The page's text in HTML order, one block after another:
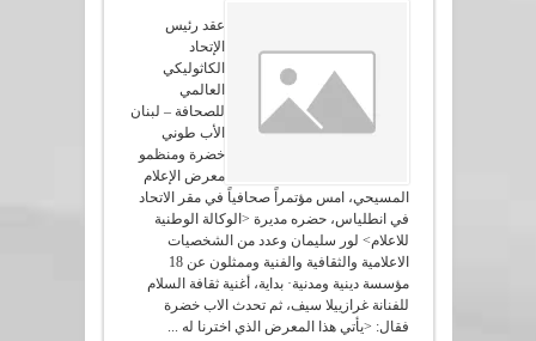
عقد رئيس
الإتحاد
الكاثوليكي
العالمي
للصحافة – لبنان
الأب طوني
خضرة ومنظمو
معرض الإعلام
المسيحي، امس مؤتمراً صحافياً في مقر الاتحاد
في انطلياس، حضره مديرة <الوكالة الوطنية
للاعلام> لور سليمان وعدد من الشخصيات
الاعلامية والثقافية والفنية وممثلون عن 18
مؤسسة دينية ومدنية· بداية، أغنية ثقافة السلام
للفنانة غرازييلا سيف، ثم تحدث الاب خضرة
فقال: <يأتي هذا المعرض الذي اخترنا له ...